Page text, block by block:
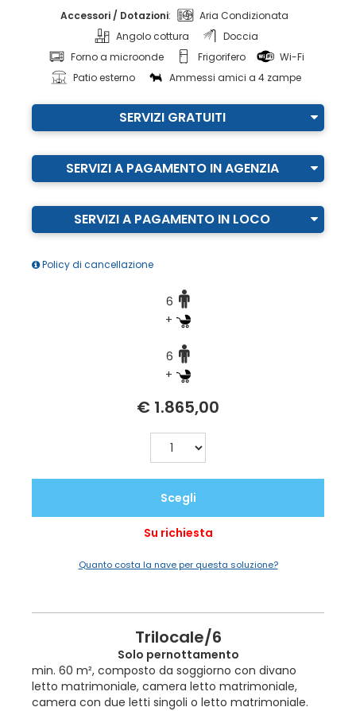
Accessori / Dotazioni:
Aria Condizionata
Angolo cottura
Doccia
Forno a microonde
Frigorifero
Wi-Fi
Patio esterno
Ammessi amici a 4 zampe
SERVIZI GRATUITI
SERVIZI A PAGAMENTO IN AGENZIA
SERVIZI A PAGAMENTO IN LOCO
Policy di cancellazione
6
+
6
+
€ 1.865,00
Scegli
Su richiesta
Quanto costa la nave per questa soluzione?
Trilocale/6
Solo pernottamento
min. 60 m², composto da soggiorno con divano
letto matrimoniale, camera letto matrimoniale,
camera con due letti singoli o letto matrimoniale.